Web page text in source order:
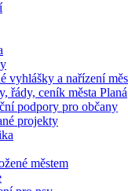
vyhlášky a nařízení
řády, ceník města Planá
podpory pro občany
projekty
městem